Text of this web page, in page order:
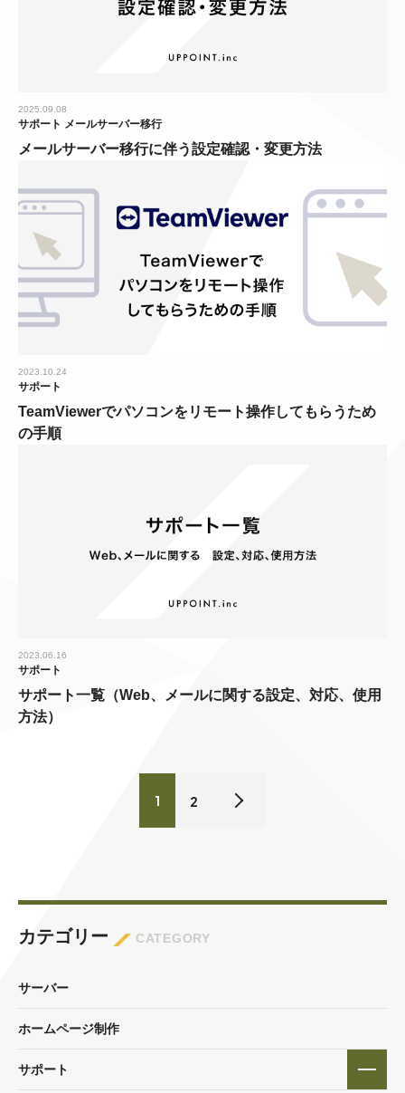
2025.09.08
サポート メールサーバー移行
メールサーバー移行に伴う設定確認・変更方法
2023.10.24
サポート
TeamViewerでパソコンをリモート操作してもらうため
の手順
2023.06.16
サポート
サポート一覧（Web、メールに関する設定、対応、使用
方法）
1 2
カテゴリー CATEGORY
サーバー
ホームページ制作
サポート